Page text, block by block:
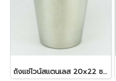
ถังแช่ไวน์สแตนเลส 20x22 ซม. 4.5 ลิตร